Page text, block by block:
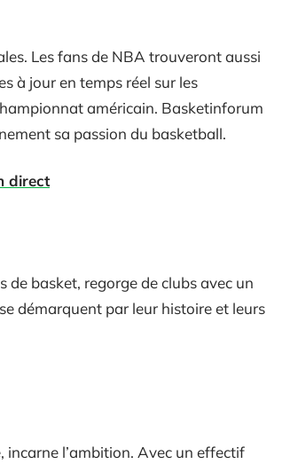
Les fans de NBA trouveront aussi
à jour en temps réel sur les
américain. Basketinforum
sa passion du basketball.
direct
basket, regorge de clubs avec un
démarquent par leur histoire et leurs
incarne l’ambition. Avec un effectif